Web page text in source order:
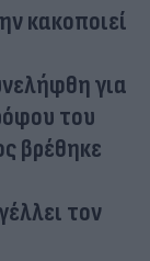
κακοποιεί
για
του
βρέθηκε
τον